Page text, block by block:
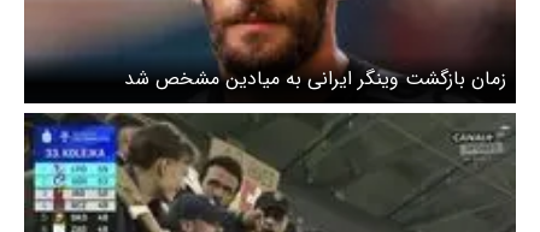
زمان بازگشت وینگر ایرانی به میادین مشخص شد